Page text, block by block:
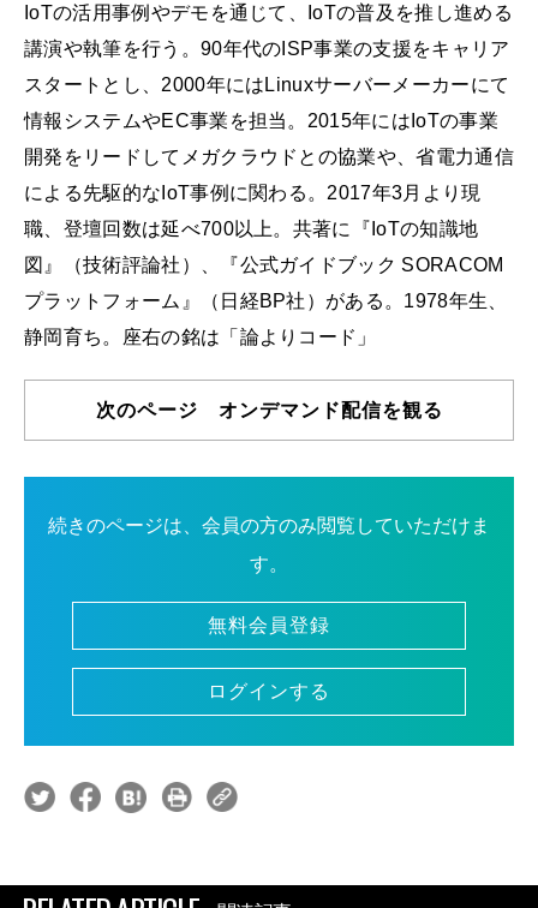
IoTの活用事例やデモを通じて、IoTの普及を推し進める
講演や執筆を行う。90年代のISP事業の支援をキャリア
スタートとし、2000年にはLinuxサーバーメーカーにて
情報システムやEC事業を担当。2015年にはIoTの事業
開発をリードしてメガクラウドとの協業や、省電力通信
による先駆的なIoT事例に関わる。2017年3月より現
職、登壇回数は延べ700以上。共著に『IoTの知識地
図』（技術評論社）、『公式ガイドブック SORACOM
プラットフォーム』（日経BP社）がある。1978年生、
静岡育ち。座右の銘は「論よりコード」
次のページ オンデマンド配信を観る
続きのページは、会員の方のみ閲覧していただけま
す。
無料会員登録
ログインする